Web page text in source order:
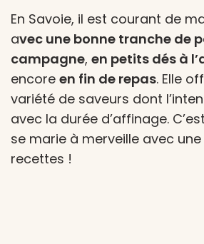
En Savoie, il est courant de
avec une bonne tranche de
campagne, en petits dés à
encore en fin de repas. Elle
variété de saveurs dont
avec la durée d’affinage.
se marie à merveille avec
recettes !